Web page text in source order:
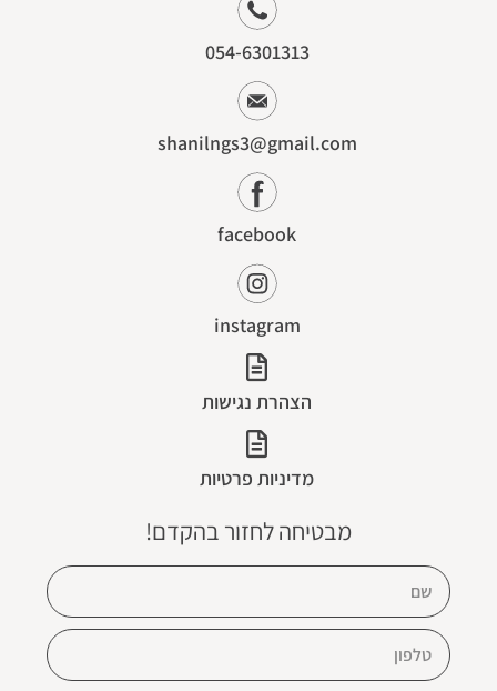
054-6301313
shanilngs3@gmail.com
facebook
instagram
הצהרת נגישות
מדיניות פרטיות
מבטיחה לחזור בהקדם!